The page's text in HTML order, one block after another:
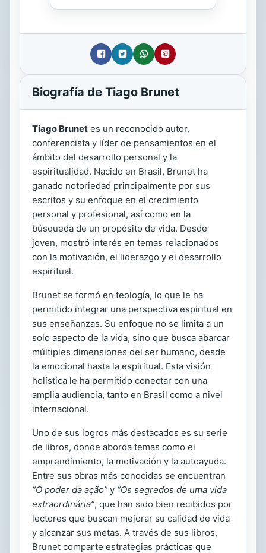
Biografía de Tiago Brunet
Tiago Brunet es un reconocido autor,
conferencista y líder de pensamientos en el
ámbito del desarrollo personal y la
espiritualidad. Nacido en Brasil, Brunet ha
ganado notoriedad principalmente por sus
escritos y su enfoque en el crecimiento
personal y profesional, así como en la
búsqueda de un propósito de vida. Desde
joven, mostró interés en temas relacionados
con la motivación, el liderazgo y el desarrollo
espiritual.
Brunet se formó en teología, lo que le ha
permitido integrar una perspectiva espiritual en
sus enseñanzas. Su enfoque no se limita a un
solo aspecto de la vida, sino que busca abarcar
múltiples dimensiones del ser humano, desde
la emocional hasta la espiritual. Esta visión
holística le ha permitido conectar con una
amplia audiencia, tanto en Brasil como a nivel
internacional.
Uno de sus logros más destacados es su serie
de libros, donde aborda temas como el
emprendimiento, la motivación y la autoayuda.
Entre sus obras más conocidas se encuentran
“O poder da ação” y “Os segredos de uma vida
extraordinária”, que han sido bien recibidos por
lectores que buscan mejorar su calidad de vida
y alcanzar sus metas. A través de sus libros,
Brunet comparte estrategias prácticas que